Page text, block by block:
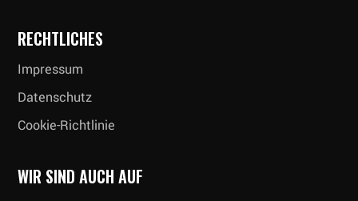
RECHTLICHES
Impressum
Datenschutz
Cookie-Richtlinie
WIR SIND AUCH AUF